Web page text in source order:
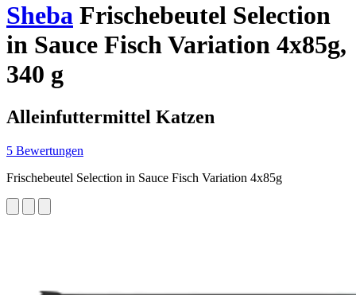
Sheba Frischebeutel Selection
in Sauce Fisch Variation 4x85g,
340 g
Alleinfuttermittel Katzen
5 Bewertungen
Frischebeutel Selection in Sauce Fisch Variation 4x85g